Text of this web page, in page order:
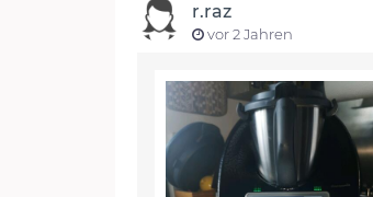
r.raz
vor 2 Jahren